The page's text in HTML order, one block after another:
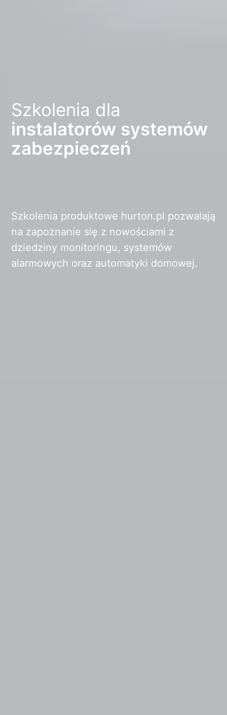
Szkolenia dla
instalatorów systemów
zabezpieczeń
Szkolenia produktowe hurton.pl pozwalają
na zapoznanie się z nowościami z
dziedziny monitoringu, systemów
alarmowych oraz automatyki domowej.